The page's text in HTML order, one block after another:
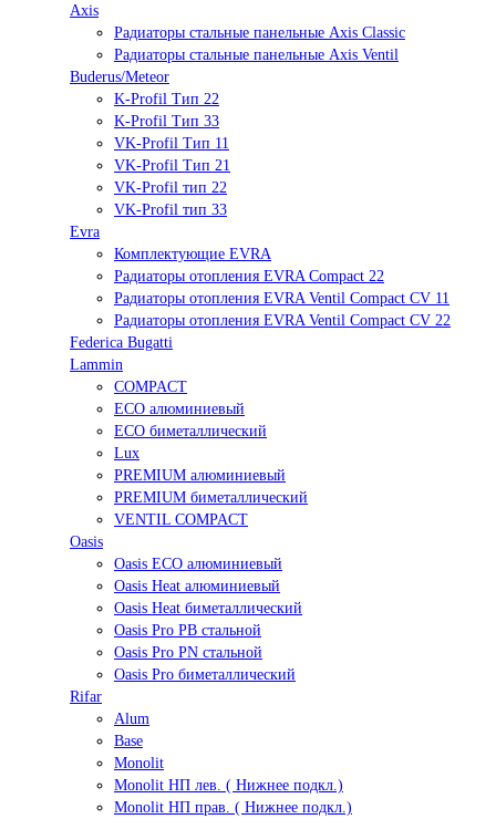
Axis
Радиаторы стальные панельные Axis Classic
Радиаторы стальные панельные Axis Ventil
Buderus/Meteor
K-Profil Тип 22
K-Profil Тип 33
VK-Profil Тип 11
VK-Profil Тип 21
VK-Profil тип 22
VK-Profil тип 33
Evra
Комплектующие EVRA
Радиаторы отопления EVRA Compact 22
Радиаторы отопления EVRA Ventil Compact CV 11
Радиаторы отопления EVRA Ventil Compact CV 22
Federica Bugatti
Lammin
COMPACT
ECO алюминиевый
ECO биметаллический
Lux
PREMIUM алюминиевый
PREMIUM биметаллический
VENTIL COMPACT
Oasis
Oasis ECO алюминиевый
Oasis Heat алюминиевый
Oasis Heat биметаллический
Oasis Pro PB стальной
Oasis Pro PN стальной
Oasis Pro биметаллический
Rifar
Alum
Base
Monolit
Monolit НП лев. ( Нижнее подкл.)
Monolit НП прав. ( Нижнее подкл.)